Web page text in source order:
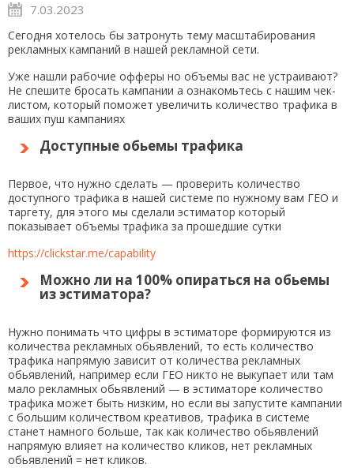
7.03.2023
Сегодня хотелось бы затронуть тему масштабирования
рекламных кампаний в нашей рекламной сети.
Уже нашли рабочие офферы но объемы вас не устраивают?
Не спешите бросать кампании а ознакомьтесь с нашим чек-
листом, который поможет увеличить количество трафика в
ваших пуш кампаниях
Доступные обьемы трафика
Первое, что нужно сделать — проверить количество
доступного трафика в нашей системе по нужному вам ГЕО и
таргету, для этого мы сделали эстиматор который
показывает объемы трафика за прошедшие сутки
https://clickstar.me/capability
Можно ли на 100% опираться на обьемы
из эстиматора?
Нужно понимать что цифры в эстиматоре формируются из
количества рекламных обьявлений, то есть количество
трафика напрямую зависит от количества рекламных
обьявлений, например если ГЕО никто не выкупает или там
мало рекламных обьявлений — в эстиматоре количество
трафика может быть низким, но если вы запустите кампании
с большим количеством креативов, трафика в системе
станет намного больше, так как количество обьявлений
напрямую влияет на количество кликов, нет рекламных
обьявлений = нет кликов.